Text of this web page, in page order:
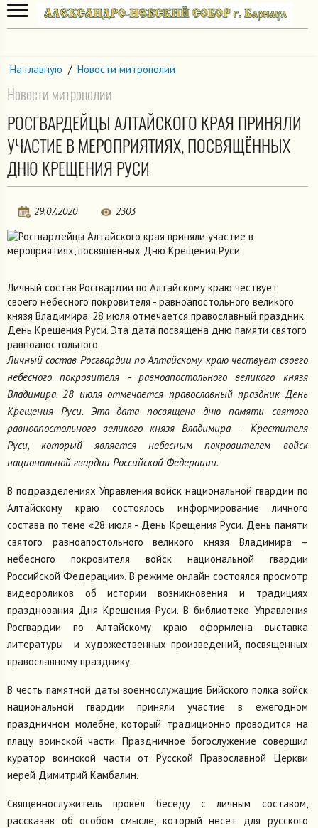
На главную / Новости митрополии
Новости митрополии
РОСГВАРДЕЙЦЫ АЛТАЙСКОГО КРАЯ ПРИНЯЛИ
УЧАСТИЕ В МЕРОПРИЯТИЯХ, ПОСВЯЩЁННЫХ
ДНЮ КРЕЩЕНИЯ РУСИ
29.07.2020 2303
Личный состав Росгвардии по Алтайскому краю чествует
своего небесного покровителя - равноапостольного великого
князя Владимира. 28 июля отмечается православный праздник
День Крещения Руси. Эта дата посвящена дню памяти святого
равноапостольного
Личный состав Росгвардии по Алтайскому краю чествует своего
небесного покровителя - равноапостольного великого князя
Владимира. 28 июля отмечается православный праздник День
Крещения Руси. Эта дата посвящена дню памяти святого
равноапостольного великого князя Владимира – Крестителя
Руси, который является небесным покровителем войск
национальной гвардии Российской Федерации.
В подразделениях Управления войск национальной гвардии по
Алтайскому краю состоялось информирование личного
состава по теме «28 июля - День Крещения Руси. День памяти
святого равноапостольного великого князя Владимира –
небесного покровителя войск национальной гвардии
Российской Федерации». В режиме онлайн состоялся просмотр
видеороликов об истории возникновения и традициях
празднования Дня Крещения Руси. В библиотеке Управления
Росгвардии по Алтайскому краю оформлена выставка
литературы и художественных произведений, посвященных
православному празднику.
В честь памятной даты военнослужащие Бийского полка войск
национальной гвардии приняли участие в ежегодном
праздничном молебне, который традиционно проводится на
плацу воинской части. Праздничное богослужение совершил
куратор воинской части от Русской Православной Церкви
иерей Димитрий Камбалин.
Священнослужитель провёл беседу с личным составом,
рассказав об особом смысле, который несет для русского